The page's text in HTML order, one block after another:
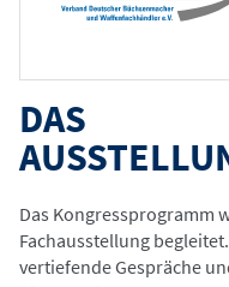
DAS
Das Kongressprogramm
Fachausstellung
vertiefende Gespräche